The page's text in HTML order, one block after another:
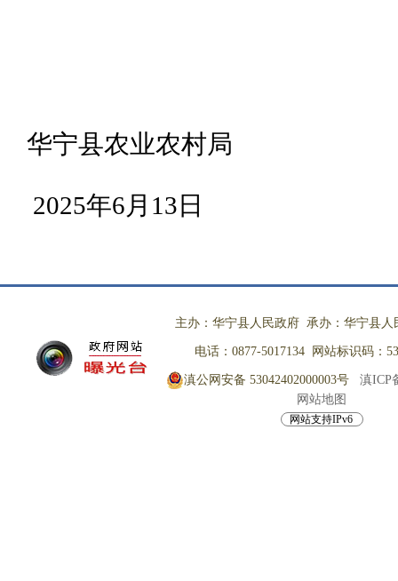
华宁县农业农村局
2025年6月13日
主办：华宁县人民政府 承办：华宁县人
电话：0877-5017134 网站标识码：
滇公网安备 53042402000003号
滇ICP
网站地图
网站支持IPv6